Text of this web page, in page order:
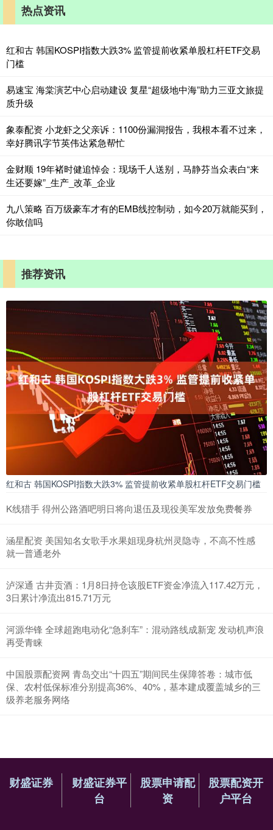
热点资讯
红和古 韩国KOSPI指数大跌3% 监管提前收紧单股杠杆ETF交易
门槛
易速宝 海棠演艺中心启动建设 复星“超级地中海”助力三亚文旅提
质升级
象泰配资 小龙虾之父亲诉：1100份漏洞报告，我根本看不过来，
幸好腾讯字节英伟达紧急帮忙
金财顺 19年褚时健追悼会：现场千人送别，马静芬当众表白“来
生还要嫁”_生产_改革_企业
九八策略 百万级豪车才有的EMB线控制动，如今20万就能买到，
你敢信吗
推荐资讯
红和古 韩国KOSPI指数大跌3% 监管提前收紧单股杠杆ETF交易门槛
K线猎手 得州公路酒吧明日将向退伍及现役美军发放免费餐券
涵星配资 美国知名女歌手‌水果姐现身杭州灵隐寺，不高不性感
就一普通老外
泸深通 古井贡酒：1月8日持仓该股ETF资金净流入117.42万元，
3日累计净流出815.71万元
河源华锋 全球超跑电动化“急刹车”：混动路线成新宠 发动机声浪
再受青睐
中国股票配资网 青岛交出“十四五”期间民生保障答卷：城市低
保、农村低保标准分别提高36%、40%，基本建成覆盖城乡的三
级养老服务网络
财盛证券
财盛证券平
台
股票申请配
资
股票配资开
户平台